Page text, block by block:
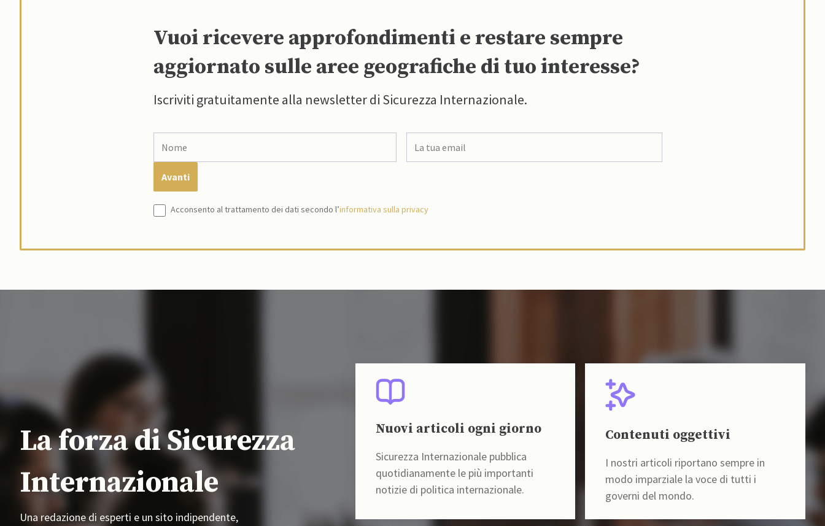
Vuoi ricevere approfondimenti e restare sempre
aggiornato sulle aree geografiche di tuo interesse?
Iscriviti gratuitamente alla newsletter di Sicurezza Internazionale.
Acconsento al trattamento dei dati secondo l’informativa sulla privacy
La forza di Sicurezza
Internazionale
Una redazione di esperti e un sito indipendente,
Nuovi articoli ogni giorno
Sicurezza Internazionale pubblica
quotidianamente le più importanti
notizie di politica internazionale.
Contenuti oggettivi
I nostri articoli riportano sempre in
modo imparziale la voce di tutti i
governi del mondo.